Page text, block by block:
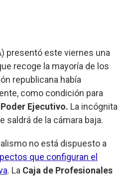
presentó este viernes una
recoge la mayoría de los
republicana había
como condición para
Poder Ejecutivo. La incógnita
saldrá de la cámara baja.
no está dispuesto a
que configuran el
. La Caja de Profesionales